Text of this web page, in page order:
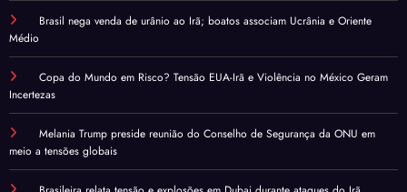
Brasil nega venda de urânio ao Irã; boatos associam Ucrânia e Oriente
Médio
Copa do Mundo em Risco? Tensão EUA-Irã e Violência no México Geram
Incertezas
Melania Trump preside reunião do Conselho de Segurança da ONU em
meio a tensões globais